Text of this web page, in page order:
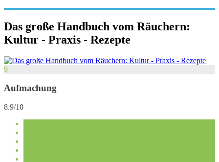
Das große Handbuch vom Räuchern:
Kultur - Praxis - Rezepte
9
Aufmachung
8.9/10